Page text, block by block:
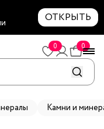
ОТКРЫТЬ
0 0
Камни и